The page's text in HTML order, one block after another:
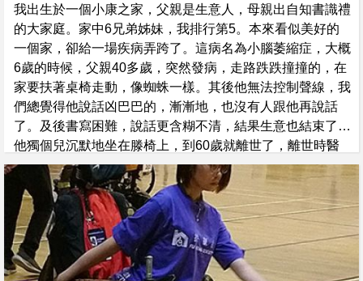
我出生於一個小康之家，父親是生意人，母親出自知書識禮
的大家庭。家中6兄弟姊妹，我排行第5。本來看似美好的
一個家，卻給一場疾病弄跨了。這病名為小腦萎縮症，大概
6歲的時候，父親40多歲，突然發病，走路跌跌撞撞的，在
家要扶著桌椅走動，像蜘蛛一樣。其後他無法控制聲線，我
們總覺得他說話凶巴巴的，漸漸地，也沒有人跟他再說話
了。及後書寫困難，說話更含糊不清，結果生意也結束了。
他獨個兒沉默地坐在滕椅上，到60歲就離世了，離世時醫
生說他有抑鬱症。這是上世紀60年代初。